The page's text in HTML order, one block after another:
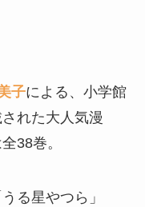
子による、小学館
れた大人気漫
38巻。
る星やつら」